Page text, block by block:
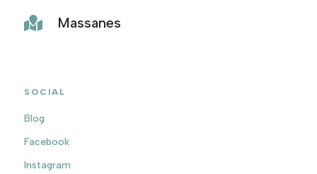
 Massanes
SOCIAL
Blog
Facebook
Instagram